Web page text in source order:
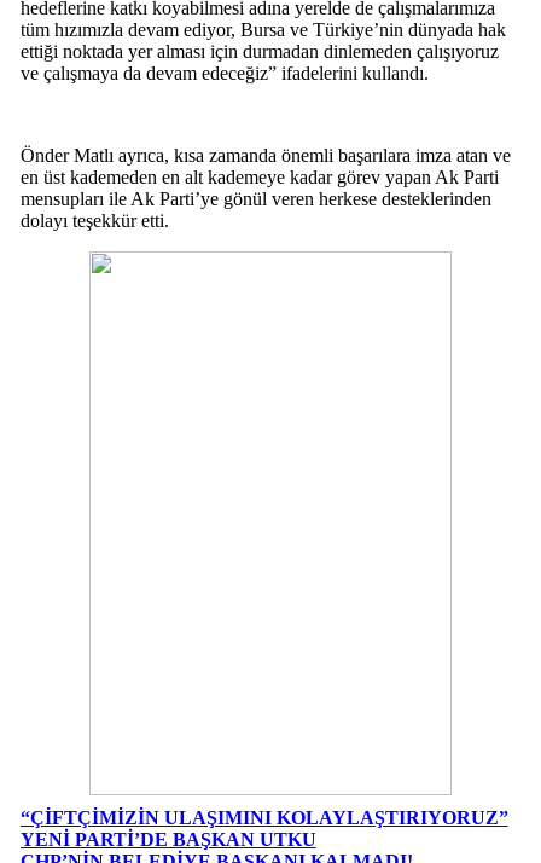
hedeflerine katkı koyabilmesi adına yerelde de çalışmalarımıza
tüm hızımızla devam ediyor, Bursa ve Türkiye’nin dünyada hak
ettiği noktada yer alması için durmadan dinlemeden çalışıyoruz
ve çalışmaya da devam edeceğiz” ifadelerini kullandı.
Önder Matlı ayrıca, kısa zamanda önemli başarılara imza atan ve
en üst kademeden en alt kademeye kadar görev yapan Ak Parti
mensupları ile Ak Parti’ye gönül veren herkese desteklerinden
dolayı teşekkür etti.
“ÇİFTÇİMİZİN ULAŞIMINI KOLAYLAŞTIRIYORUZ”
YENİ PARTİ’DE BAŞKAN UTKU